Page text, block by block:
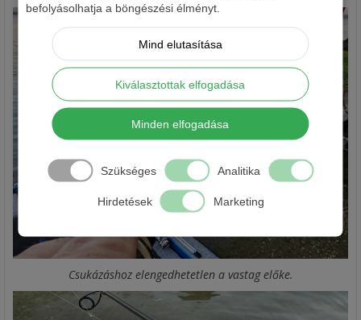
befolyásolhatja a böngészési élményt.
Mind elutasítása
Kiválasztottak elfogadása
Minden elfogadása
Szükséges Analitika
Hirdetések Marketing
Csukázáshoz elengedhetetlen a vastag előke.